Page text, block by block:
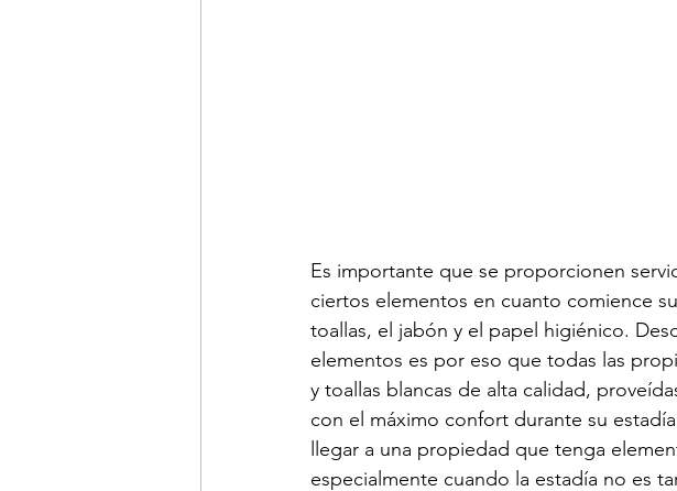
Es importante que se proporcionen
ciertos elementos en cuanto comience
toallas, el jabón y el papel higiénico.
elementos es por eso que todas las
y toallas blancas de alta calidad,
con el máximo confort durante su
llegar a una propiedad que tenga
especialmente cuando la estadía no es